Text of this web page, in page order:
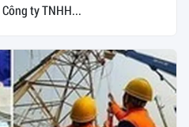
ty TNHH...